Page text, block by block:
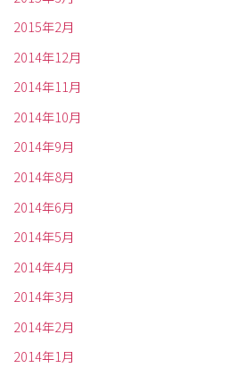
2015年2月
2014年12月
2014年11月
2014年10月
2014年9月
2014年8月
2014年6月
2014年5月
2014年4月
2014年3月
2014年2月
2014年1月